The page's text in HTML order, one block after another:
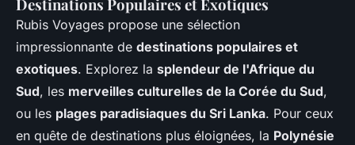
Destinations Populaires et Exotiques
Rubis Voyages propose une sélection
impressionnante de destinations populaires et
exotiques. Explorez la splendeur de l'Afrique du
Sud, les merveilles culturelles de la Corée du Sud,
ou les plages paradisiaques du Sri Lanka. Pour ceux
en quête de destinations plus éloignées, la Polynésie